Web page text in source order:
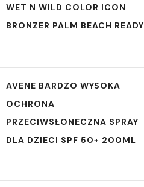
WET N WILD COLOR ICON
BRONZER PALM BEACH READY
AVENE BARDZO WYSOKA
OCHRONA
PRZECIWSŁONECZNA SPRAY
DLA DZIECI SPF 50+ 200ML